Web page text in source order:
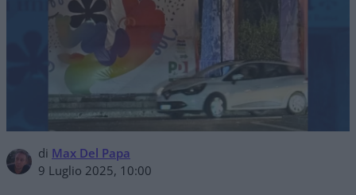
di Max Del Papa
9 Luglio 2025, 10:00